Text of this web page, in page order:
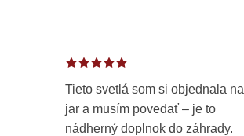
Tieto svetlá som si objednala na
jar a musím povedať – je to
nádherný doplnok do záhrady.